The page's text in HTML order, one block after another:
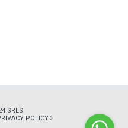
SRLS
POLICY